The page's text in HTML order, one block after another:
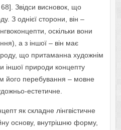
Звідси висновок, що
З однієї сторони, він –
оскільки вони
а з іншої – він має
що притаманна художнім
іншої природи концепту
його перебування – мовне
естетичне.
як складне лінгвістичне
основу, внутрішню форму,